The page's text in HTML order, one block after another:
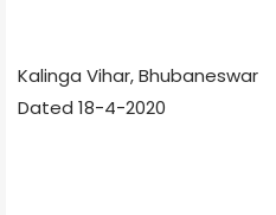
Kalinga Vihar, Bhubaneswar
Dated 18-4-2020